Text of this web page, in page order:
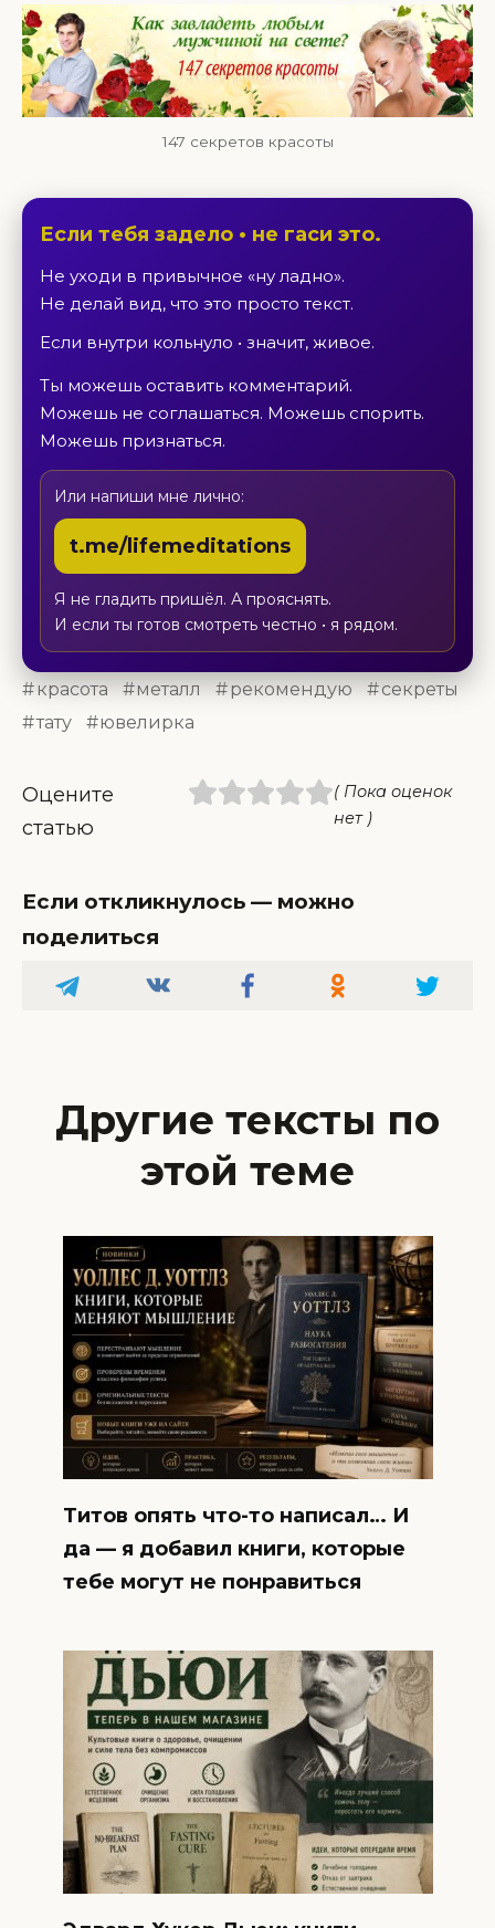
147 секретов красоты
Если тебя задело • не гаси это.
Не уходи в привычное «ну ладно».
Не делай вид, что это просто текст.
Если внутри кольнуло • значит, живое.
Ты можешь оставить комментарий.
Можешь не соглашаться. Можешь спорить.
Можешь признаться.
Или напиши мне лично:
t.me/lifemeditations
Я не гладить пришёл. А прояснять.
И если ты готов смотреть честно • я рядом.
красота металл рекомендую
секреты
тату
ювелирка
Оцените
статью
( Пока оценок
нет )
Если откликнулось — можно
поделиться
Другие тексты по
этой теме
Титов опять что-то написал… И
да — я добавил книги, которые
тебе могут не понравиться